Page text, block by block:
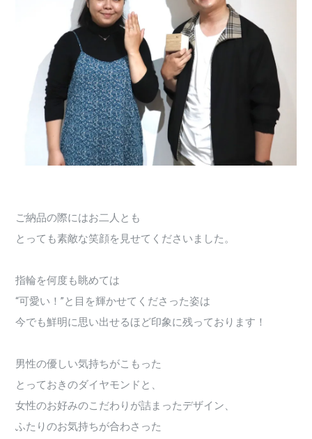
ご納品の際にはお二人とも
とっても素敵な笑顔を見せてくださいました。
指輪を何度も眺めては
“可愛い！”と目を輝かせてくださった姿は
今でも鮮明に思い出せるほど印象に残っております！
男性の優しい気持ちがこもった
とっておきのダイヤモンドと、
女性のお好みのこだわりが詰まったデザイン、
ふたりのお気持ちが合わさった